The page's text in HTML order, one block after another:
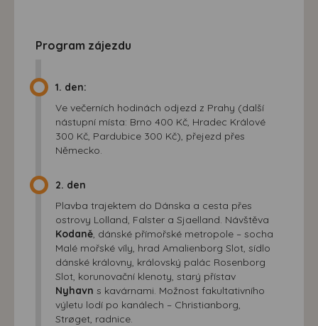
Program zájezdu
1. den:
Ve večerních hodinách odjezd z Prahy (další
nástupní místa: Brno 400 Kč, Hradec Králové
300 Kč, Pardubice 300 Kč), přejezd přes
Německo.
2. den
Plavba trajektem do Dánska a cesta přes
ostrovy Lolland, Falster a Sjaelland. Návštěva
Kodaně , dánské přímořské metropole – socha
Malé mořské víly, hrad Amalienborg Slot, sídlo
dánské královny, královský palác Rosenborg
Slot, korunovační klenoty, starý přístav
Nyhavn s kavárnami. Možnost fakultativního
výletu lodí po kanálech – Christianborg,
Strøget, radnice.